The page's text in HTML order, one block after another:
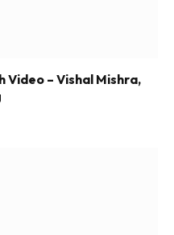
Video – Vishal Mishra,